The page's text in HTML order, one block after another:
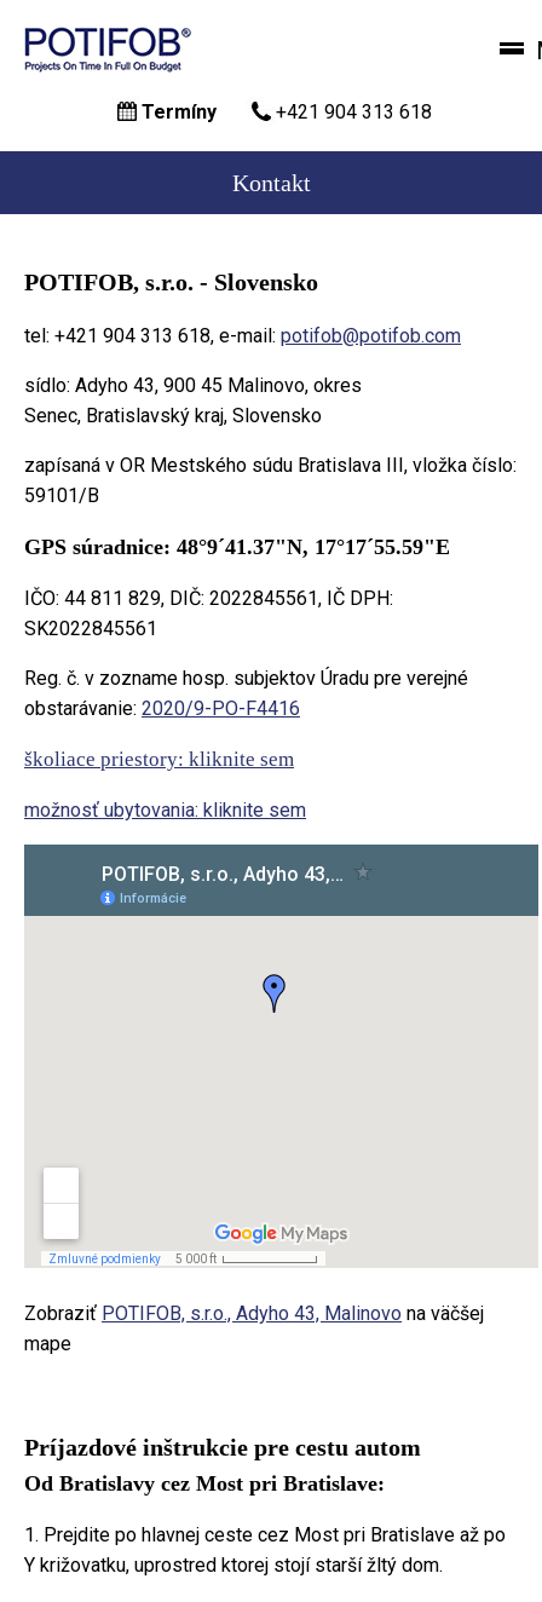
hlavný
Termíny +421 904 313 618
Kontakt
POTIFOB, s.r.o. - Slovensko
tel: +421 904 313 618, e-mail: potifob@potifob.com
sídlo: Adyho 43, 900 45 Malinovo, okres
Senec, Bratislavský kraj, Slovensko
zapísaná v OR Mestského súdu Bratislava III, vložka číslo:
59101/B
GPS súradnice: 48°9´41.37"N, 17°17´55.59"E
IČO: 44 811 829, DIČ: 2022845561, IČ DPH:
SK2022845561
Reg. č. v zozname hosp. subjektov Úradu pre verejné
obstarávanie: 2020/9-PO-F4416
školiace priestory: kliknite sem
možnosť ubytovania: kliknite sem
Zobraziť POTIFOB, s.r.o., Adyho 43, Malinovo na väčšej
mape
Príjazdové inštrukcie pre cestu autom
Od Bratislavy cez Most pri Bratislave:
1. Prejdite po hlavnej ceste cez Most pri Bratislave až po
Y križovatku, uprostred ktorej stojí starší žltý dom.